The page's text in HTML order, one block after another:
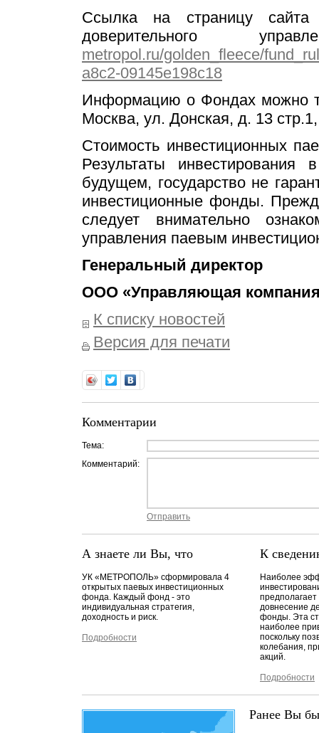
Ссылка на страницу
доверительного
metropol.ru/golden_fleece/
a8c2-09145e198c18
Информацию о Фондах можно
Москва, ул. Донская, д. 13
Стоимость инвестиционных
Результаты
будущем, государство не
инвестиционные фонды.
следует внимательно
управления паевым
Генеральный директор
ООО «Управляющая
К списку новостей
Версия для печати
Комментарии
Тема:
Комментарий:
Отправить
А знаете ли Вы, что
УК «МЕТРОПОЛЬ» сформировала 4
открытых паевых инвестиционных
фонда. Каждый фонд - это
индивидуальная стратегия,
доходность и риск.
Подробности
К
Наиболее
довнесение
фонды. Эта
наиболее
поскольку
колебания,
акций.
Подробности
Ранее Вы